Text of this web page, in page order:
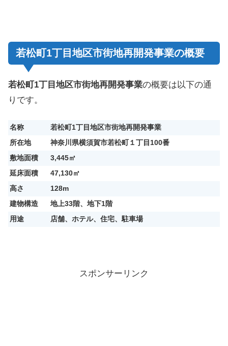
若松町1丁目地区市街地再開発事業の概要
若松町1丁目地区市街地再開発事業の概要は以下の通
りです。
名称
若松町1丁目地区市街地再開発事業
所在地
神奈川県横須賀市若松町１丁目100番
敷地面積
3,445㎡
延床面積
47,130㎡
高さ
128m
建物構造
地上33階、地下1階
用途
店舗、ホテル、住宅、駐車場
スポンサーリンク